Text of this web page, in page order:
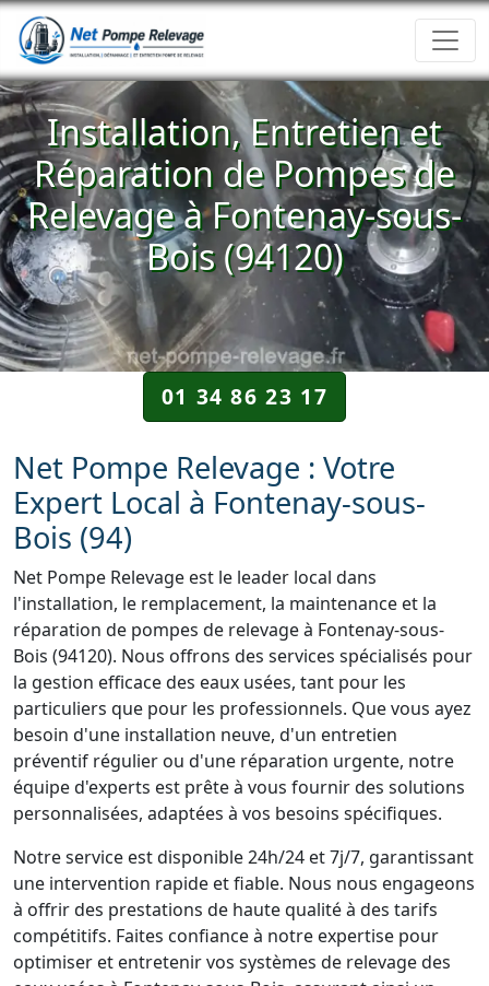
Installation, Entretien et
Réparation de Pompes de
Relevage à Fontenay-sous-
Bois (94120)
01 34 86 23 17
Net Pompe Relevage : Votre
Expert Local à Fontenay-sous-
Bois (94)
Net Pompe Relevage est le leader local dans
l'installation, le remplacement, la maintenance et la
réparation de pompes de relevage à Fontenay-sous-
Bois (94120). Nous offrons des services spécialisés pour
la gestion efficace des eaux usées, tant pour les
particuliers que pour les professionnels. Que vous ayez
besoin d'une installation neuve, d'un entretien
préventif régulier ou d'une réparation urgente, notre
équipe d'experts est prête à vous fournir des solutions
personnalisées, adaptées à vos besoins spécifiques.
Notre service est disponible 24h/24 et 7j/7, garantissant
une intervention rapide et fiable. Nous nous engageons
à offrir des prestations de haute qualité à des tarifs
compétitifs. Faites confiance à notre expertise pour
optimiser et entretenir vos systèmes de relevage des